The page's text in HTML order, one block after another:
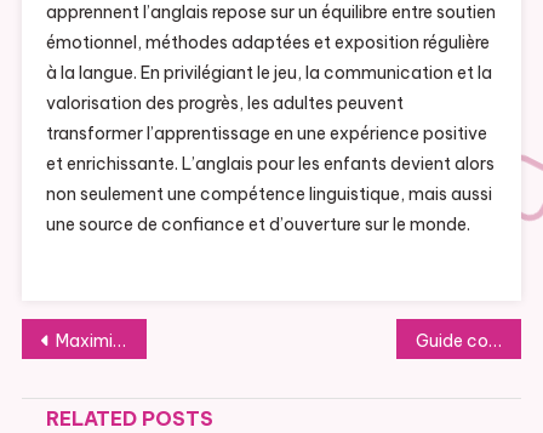
apprennent l’anglais repose sur un équilibre entre soutien
émotionnel, méthodes adaptées et exposition régulière
à la langue. En privilégiant le jeu, la communication et la
valorisation des progrès, les adultes peuvent
transformer l’apprentissage en une expérience positive
et enrichissante. L’anglais pour les enfants devient alors
non seulement une compétence linguistique, mais aussi
une source de confiance et d’ouverture sur le monde.
Post
navigation
Maximizing Returns Through Investment in Thailand’s Flourishing Economy Guide complet pour l’installation et le choix d’un ascenseur résidentiel
RELATED POSTS